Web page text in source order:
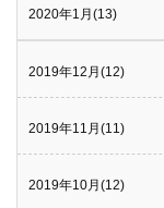
2020年1月(13)
2019年12月(12)
2019年11月(11)
2019年10月(12)